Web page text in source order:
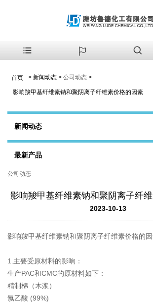
首页 > 新闻动态 > 公司动态 >
影响羧甲基纤维素钠和聚阴离子纤维素价格的因素
新闻动态
最新产品
公司动态
影响羧甲基纤维素钠和聚阴离子纤
2023-10-13
影响羧甲基纤维素钠和聚阴离子纤维素价格的因
1.主要受原材料的影响：
生产PAC和CMC的原材料如下：
精制棉（木浆）
氯乙酸 (99%)